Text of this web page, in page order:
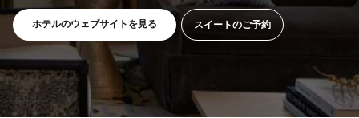
ホテルのウェブサイトを見る
新しいウィンドウで開く
スイートのご予約
新しいウィンドウで開く